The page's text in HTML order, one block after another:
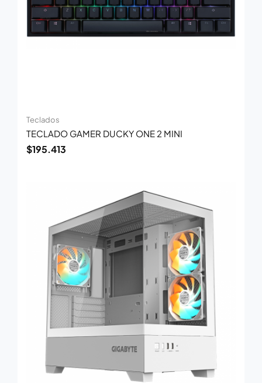
Teclados
TECLADO GAMER DUCKY ONE 2 MINI
$195.413